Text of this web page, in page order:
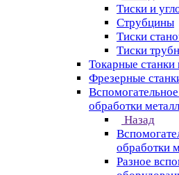
Тиски и
Струбцины
Тиски
Тиски
Токарные станки
Фрезерные
обработки
Назад
обработки
Разное